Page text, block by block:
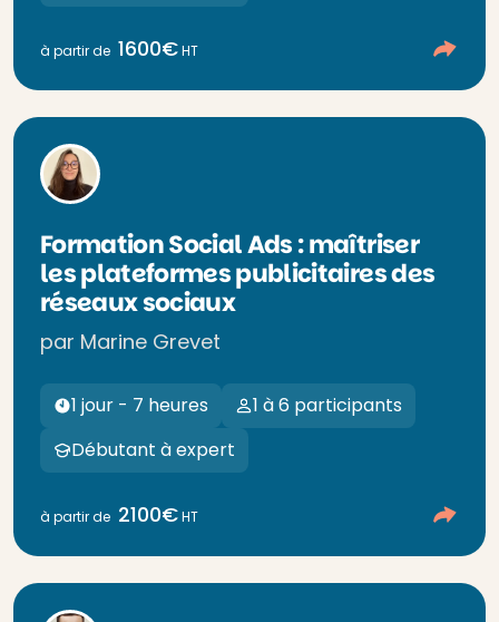
à partir de 1600€HT
Formation Social Ads : maîtriser
les plateformes publicitaires des
réseaux sociaux
par Marine Grevet
1 jour - 7 heures
1 à 6 participants
Débutant à expert
à partir de 2100€HT